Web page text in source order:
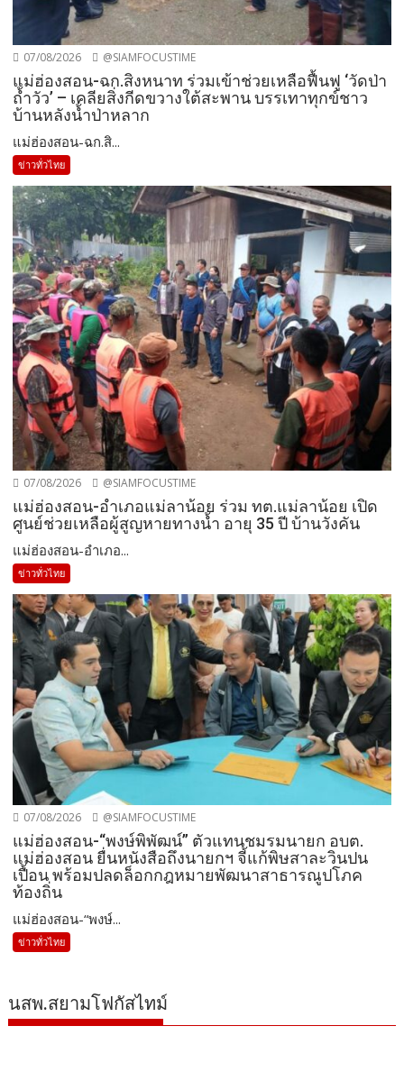
07/08/2026 @SIAMFOCUSTIME
แม่ฮ่องสอน-ฉก.สิงหนาท ร่วมเข้าช่วยเหลือฟื้นฟู ‘วัดป่า
ถ้ำวัว’ – เคลียสิ่งกีดขวางใต้สะพาน บรรเทาทุกข์ชาว
บ้านหลังน้ำป่าหลาก
แม่ฮ่องสอน-ฉก.สิ...
ข่าวทั่วไทย
07/08/2026 @SIAMFOCUSTIME
แม่ฮ่องสอน-อำเภอแม่ลาน้อย ร่วม ทต.แม่ลาน้อย เปิด
ศูนย์ช่วยเหลือผู้สูญหายทางน้ำ อายุ 35 ปี บ้านวังคัน
แม่ฮ่องสอน-อำเภอ...
ข่าวทั่วไทย
07/08/2026 @SIAMFOCUSTIME
แม่ฮ่องสอน-“พงษ์พิพัฒน์” ตัวแทนชมรมนายก อบต.
แม่ฮ่องสอน ยื่นหนังสือถึงนายกฯ จี้แก้พิษสาละวินปน
เปื้อน พร้อมปลดล็อกกฎหมายพัฒนาสาธารณูปโภค
ท้องถิ่น
แม่ฮ่องสอน-“พงษ์...
ข่าวทั่วไทย
นสพ.สยามโฟกัสไทม์